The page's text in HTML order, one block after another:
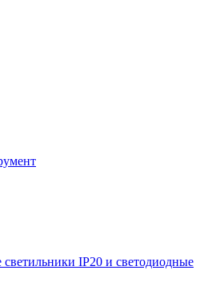
IP20 и светодиодные